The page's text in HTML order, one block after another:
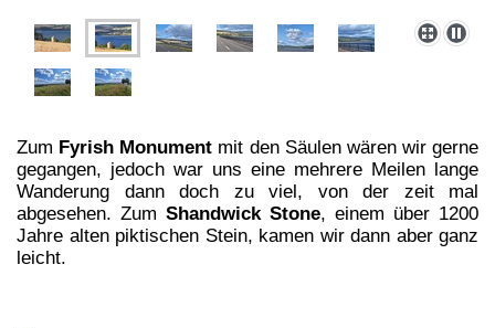
Zum Fyrish Monument mit den Säulen wären wir gerne
gegangen, jedoch war uns eine mehrere Meilen lange
Wanderung dann doch zu viel, von der zeit mal
abgesehen. Zum Shandwick Stone, einem über 1200
Jahre alten piktischen Stein, kamen wir dann aber ganz
leicht.